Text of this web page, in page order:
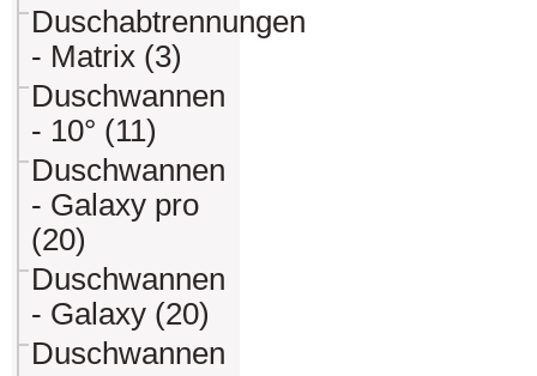
Duschabtrennungen
- Matrix (3)
Duschwannen
- 10° (11)
Duschwannen
- Galaxy pro
(20)
Duschwannen
- Galaxy (20)
Duschwannen